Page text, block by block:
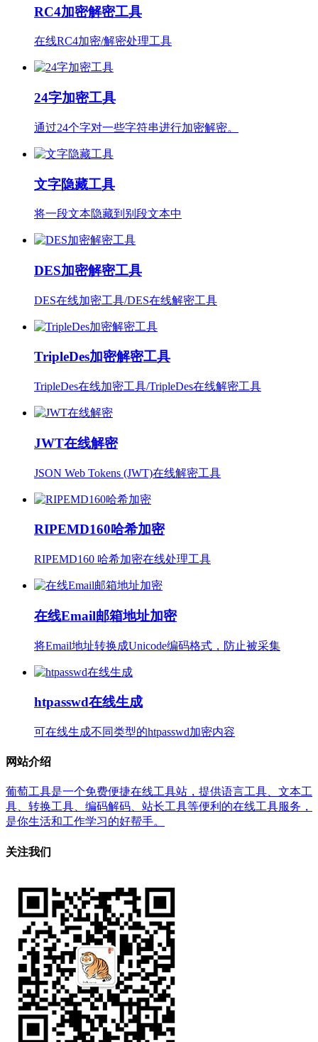
RC4加密解密工具
在线RC4加密/解密处理工具
24字加密工具
通过24个字对一些字符串进行加密解密。
文字隐藏工具
将一段文本隐藏到别段文本中
DES加密解密工具
DES在线加密工具/DES在线解密工具
TripleDes加密解密工具
TripleDes在线加密工具/TripleDes在线解密工具
JWT在线解密
JSON Web Tokens (JWT)在线解密工具
RIPEMD160哈希加密
RIPEMD160 哈希加密在线处理工具
在线Email邮箱地址加密
将Email地址转换成Unicode编码格式，防止被采集
htpasswd在线生成
可在线生成不同类型的htpasswd加密内容
网站介绍
葡萄工具是一个免费便捷在线工具站，提供语言工具、文本工
具、转换工具、编码解码、站长工具等便利的在线工具服务，
是你生活和工作学习的好帮手。
关注我们